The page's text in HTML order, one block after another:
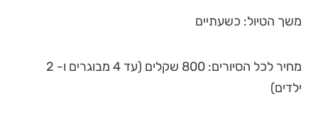
משך הטיול: כשעתיים
מחיר לכל הסיורים: 800 שקלים (עד 4 מבוגרים ו- 2
ילדים)